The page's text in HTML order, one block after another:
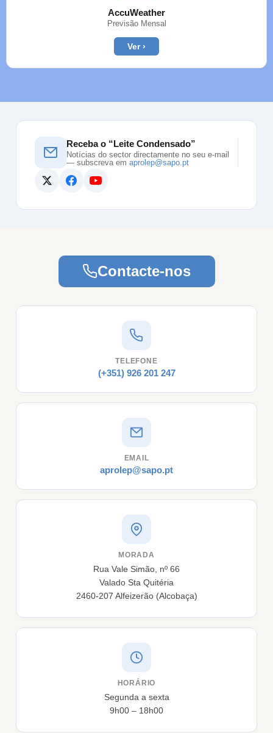
AccuWeather
Previsão Mensal
Ver ›
Receba o “Leite Condensado”
Notícias do sector directamente no seu e-mail
— subscreva emaprolep@sapo.pt
Contacte-nos
TELEFONE
(+351) 926 201 247
EMAIL
aprolep@sapo.pt
MORADA
Rua Vale Simão, nº 66
Valado Sta Quitéria
2460-207 Alfeizerão (Alcobaça)
HORÁRIO
Segunda a sexta
9h00 – 18h00